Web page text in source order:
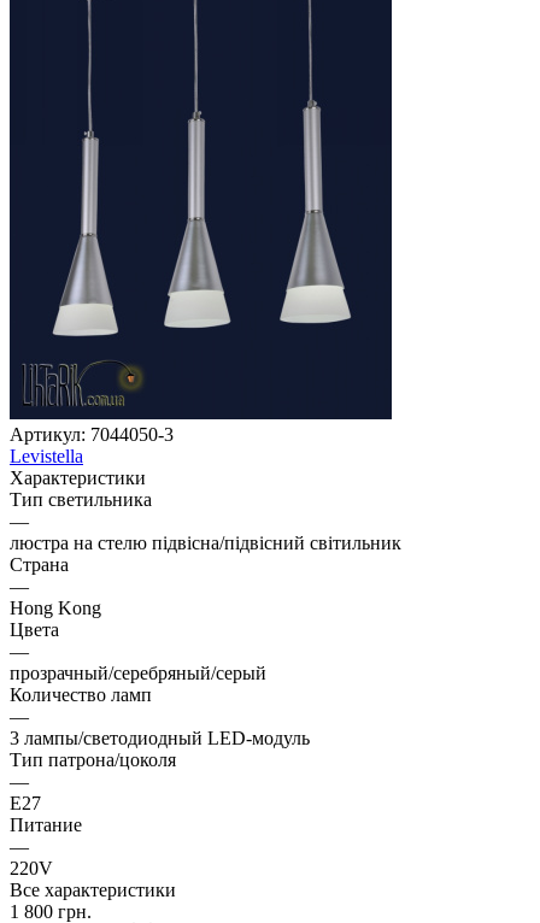
Артикул: 7044050-3
Levistella
Характеристики
Тип светильника
—
люстра на стелю підвісна/підвісний світильник
Страна
—
Hong Kong
Цвета
—
прозрачный/серебряный/серый
Количество ламп
—
3 лампы/светодиодный LED-модуль
Тип патрона/цоколя
—
E27
Питание
—
220V
Все характеристики
1 800 грн.